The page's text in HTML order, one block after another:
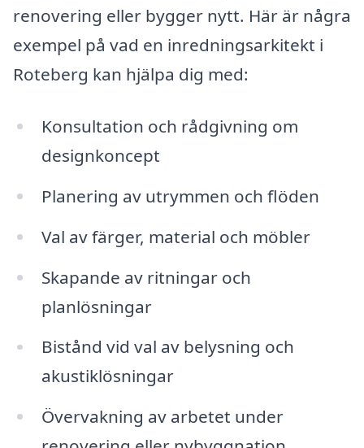
renovering eller bygger nytt. Här är några
exempel på vad en inredningsarkitekt i
Roteberg kan hjälpa dig med:
Konsultation och rådgivning om
designkoncept
Planering av utrymmen och flöden
Val av färger, material och möbler
Skapande av ritningar och
planlösningar
Bistånd vid val av belysning och
akustiklösningar
Övervakning av arbetet under